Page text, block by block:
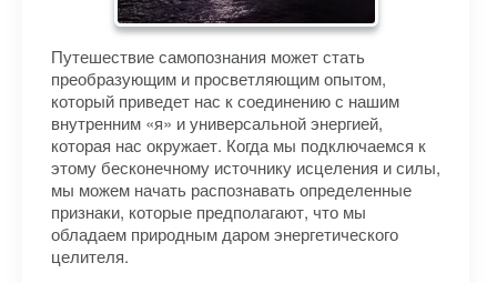
Путешествие самопознания может стать
преобразующим и просветляющим опытом,
который приведет нас к соединению с нашим
внутренним «я» и универсальной энергией,
которая нас окружает. Когда мы подключаемся к
этому бесконечному источнику исцеления и силы,
мы можем начать распознавать определенные
признаки, которые предполагают, что мы
обладаем природным даром энергетического
целителя.